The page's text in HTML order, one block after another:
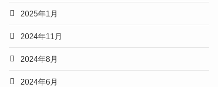
2025年1月
2024年11月
2024年8月
2024年6月